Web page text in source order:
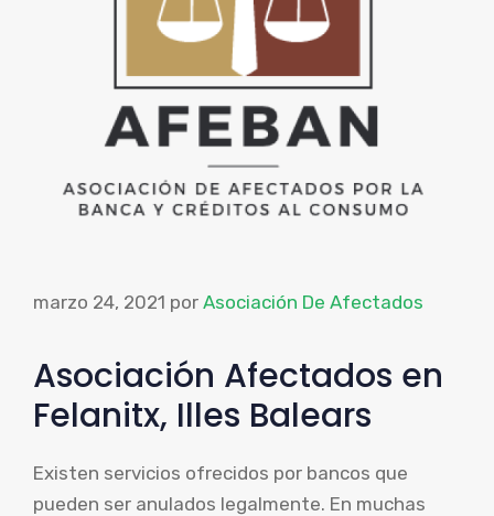
marzo 24, 2021 por Asociación De Afectados
Asociación Afectados en
Felanitx, Illes Balears
Existen servicios ofrecidos por bancos que
pueden ser anulados legalmente. En muchas